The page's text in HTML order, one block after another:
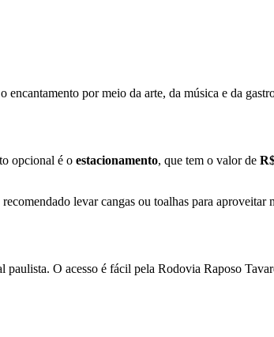
por meio da arte, da música e da
opcional é o estacionamento, que tem o valor de
levar cangas ou toalhas para aproveitar
O acesso é fácil pela Rodovia Raposo